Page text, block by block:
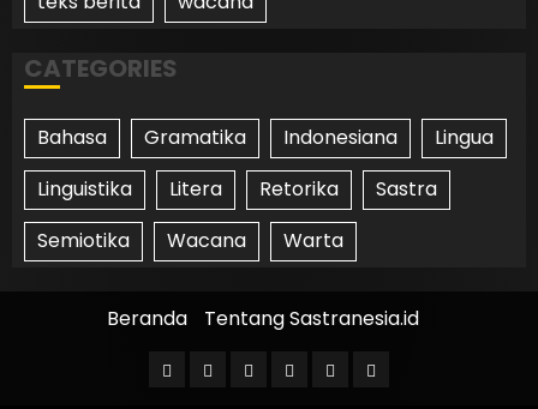
CATEGORIES
Bahasa Gramatika Indonesiana
Lingua
Linguistika
Litera Retorika
Sastra
Semiotika
Wacana Warta
Beranda Tentang Sastranesia.id